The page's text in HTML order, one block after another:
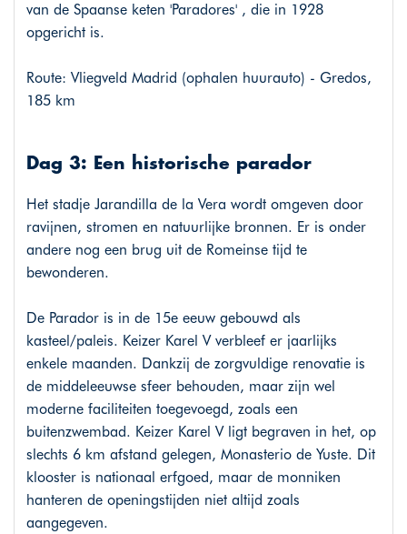
van de Spaanse keten 'Paradores' , die in 1928
opgericht is.
Route: Vliegveld Madrid (ophalen huurauto) - Gredos,
185 km
Dag 3: Een historische parador
Het stadje Jarandilla de la Vera wordt omgeven door
ravijnen, stromen en natuurlijke bronnen. Er is onder
andere nog een brug uit de Romeinse tijd te
bewonderen.
De Parador is in de 15e eeuw gebouwd als
kasteel/paleis. Keizer Karel V verbleef er jaarlijks
enkele maanden. Dankzij de zorgvuldige renovatie is
de middeleeuwse sfeer behouden, maar zijn wel
moderne faciliteiten toegevoegd, zoals een
buitenzwembad. Keizer Karel V ligt begraven in het, op
slechts 6 km afstand gelegen, Monasterio de Yuste. Dit
klooster is nationaal erfgoed, maar de monniken
hanteren de openingstijden niet altijd zoals
aangegeven.